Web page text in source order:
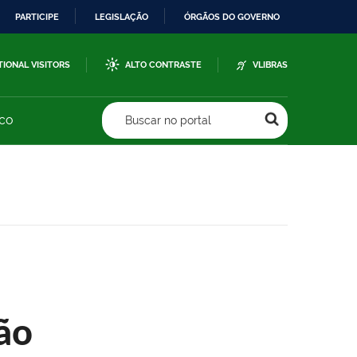
PARTICIPE LEGISLAÇÃO ÓRGÃOS DO GOVERNO
VISITORS ALTO CONTRASTE VLIBRAS
Buscar no portal